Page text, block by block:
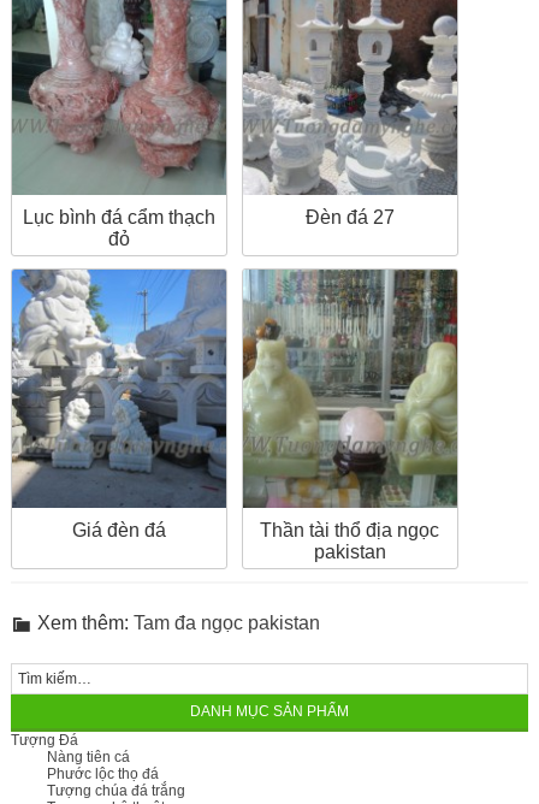
Lục bình đá cẩm thạch
đỏ
Đèn đá 27
Giá đèn đá
Thần tài thổ địa ngọc
pakistan
Xem thêm: Tam đa ngọc pakistan
DANH MỤC SẢN PHẨM
Tượng Đá
Nàng tiên cá
Phước lộc thọ đá
Tượng chúa đá trắng